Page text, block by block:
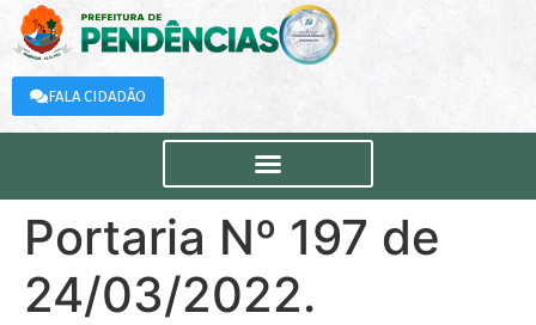
FALA CIDADÃO
Portaria Nº 197 de
24/03/2022.